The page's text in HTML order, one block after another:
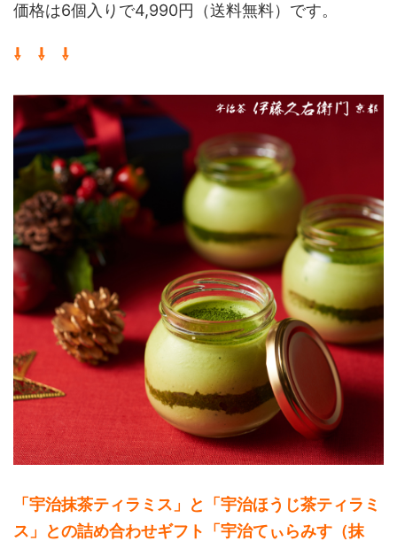
価格は6個入りで4,990円（送料無料）です。
⇩ ⇩ ⇩
「宇治抹茶ティラミス」と「宇治ほうじ茶ティラミ
ス」との詰め合わせギフト「宇治てぃらみす（抹